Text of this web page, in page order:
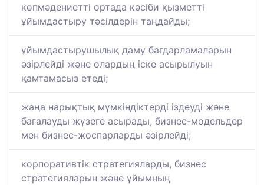
көпмәдениетті ортада кәсіби қызметті
ұйымдастыру тәсілдерін таңдайды;
ұйымдастырушылық даму бағдарламаларын
әзірлейді және олардың іске асырылуын
қамтамасыз етеді;
жаңа нарықтық мүмкіндіктерді іздеуді және
бағалауды жүзеге асырады, бизнес-модельдер
мен бизнес-жоспарларды әзірлейді;
корпоративтік стратегияларды, бизнес
стратегияларын және ұйымның